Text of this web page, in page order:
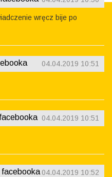
wręcz bije po
04.04.2019 10:51
04.04.2019 10:51
04.04.2019 10:52